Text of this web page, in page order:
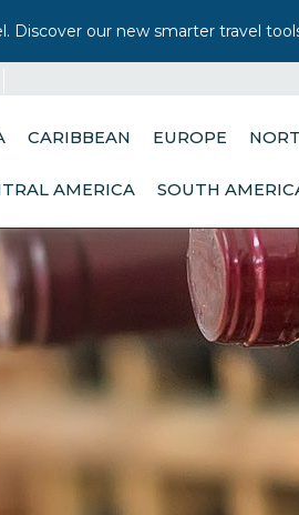
Discover our new smarter travel
CARIBBEAN EUROPE
AMERICA SOUTH